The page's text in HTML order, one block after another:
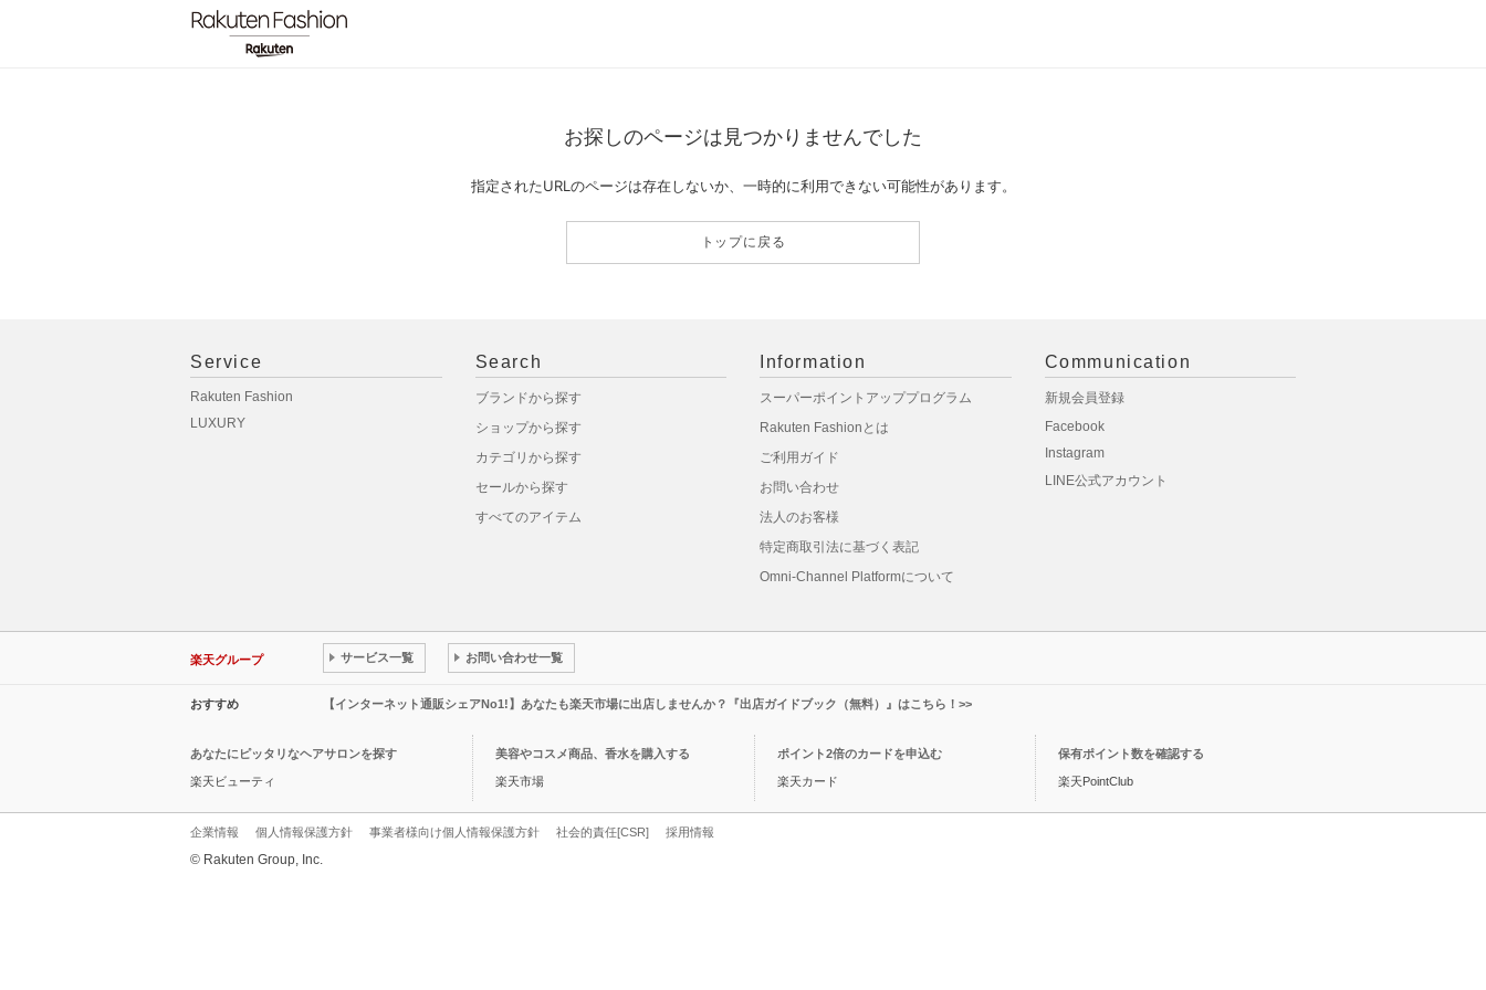
お探しのページは見つかりませんでした
指定されたURLのページは存在しないか、一時的に利用できない可能性があります。
トップに戻る
Service
Rakuten Fashion
LUXURY
Search
ブランドから探す
ショップから探す
カテゴリから探す
セールから探す
すべてのアイテム
Information
スーパーポイントアッププログラム
Rakuten Fashionとは
ご利用ガイド
お問い合わせ
法人のお客様
特定商取引法に基づく表記
Omni-Channel Platformについて
Communication
新規会員登録
Facebook
Instagram
LINE公式アカウント
楽天グループ サービス一覧 お問い合わせ一覧
おすすめ 【インターネット通販シェアNo1!】あなたも楽天市場に出店しませんか？『出店ガイドブック（無料）』はこちら！>>
あなたにピッタリなヘアサロンを探す
楽天ビューティ
美容やコスメ商品、香水を購入する
楽天市場
ポイント2倍のカードを申込む
楽天カード
保有ポイント数を確認する
楽天PointClub
企業情報 個人情報保護方針 事業者様向け個人情報保護方針 社会的責任[CSR] 採用情報
© Rakuten Group, Inc.